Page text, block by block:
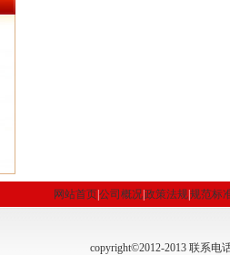
网站首页公司概况政策法规规范标
copyright©2012-2013 联系电